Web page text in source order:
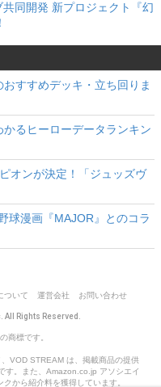
同開発 新プロジェクト『幻
おすすめデッキ・立ち回りま
かるヒーローデータランキン
オンが決定！「ジュッズヴ
球漫画『MAJOR』とのコラ
ついて 運営会社 お問い合わせ
All Rights Reserved.
商標です。
VOD STREAM は、掲載商品の提供
す。また、Amazon.co.jp アソシエイ
から紹介料を獲得しています。